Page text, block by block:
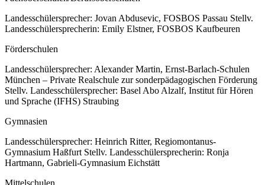
Landesschülersprecher: Jovan Abdusevic, FOSBOS Passau Stellv.
Landesschülersprecherin: Emily Elstner, FOSBOS Kaufbeuren
Förderschulen
Landesschülersprecher: Alexander Martin, Ernst-Barlach-Schulen
München – Private Realschule zur sonderpädagogischen Förderung
Stellv. Landesschülersprecher: Basel Abo Alzalf, Institut für Hören
und Sprache (IFHS) Straubing
Gymnasien
Landesschülersprecher: Heinrich Ritter, Regiomontanus-
Gymnasium Haßfurt Stellv. Landesschülersprecherin: Ronja
Hartmann, Gabrieli-Gymnasium Eichstätt